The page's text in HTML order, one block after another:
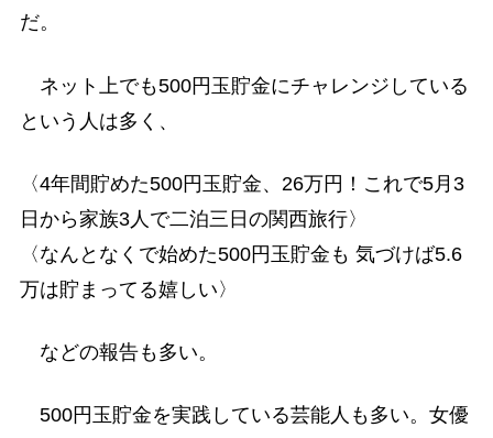
だ。
ネット上でも500円玉貯金にチャレンジしている
という人は多く、
〈4年間貯めた500円玉貯金、26万円！これで5月3
日から家族3人で二泊三日の関西旅行〉
〈なんとなくで始めた500円玉貯金も 気づけば5.6
万は貯まってる嬉しい〉
などの報告も多い。
500円玉貯金を実践している芸能人も多い。女優